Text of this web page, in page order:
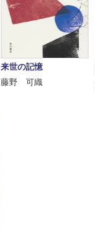
来世の記憶
藤野 可織